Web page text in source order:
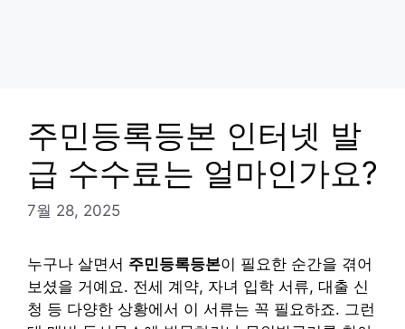
주민등록등본 인터넷 발
급 수수료는 얼마인가요?
7월 28, 2025
누구나 살면서 주민등록등본이 필요한 순간을 겪어
보셨을 거예요. 전세 계약, 자녀 입학 서류, 대출 신
청 등 다양한 상황에서 이 서류는 꼭 필요하죠. 그런